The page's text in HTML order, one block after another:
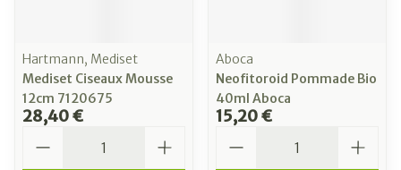
Hartmann, Mediset
Mediset Ciseaux Mousse
12cm 7120675
28,40 €
Aboca
Neofitoroid Pommade Bio
40ml Aboca
15,20 €